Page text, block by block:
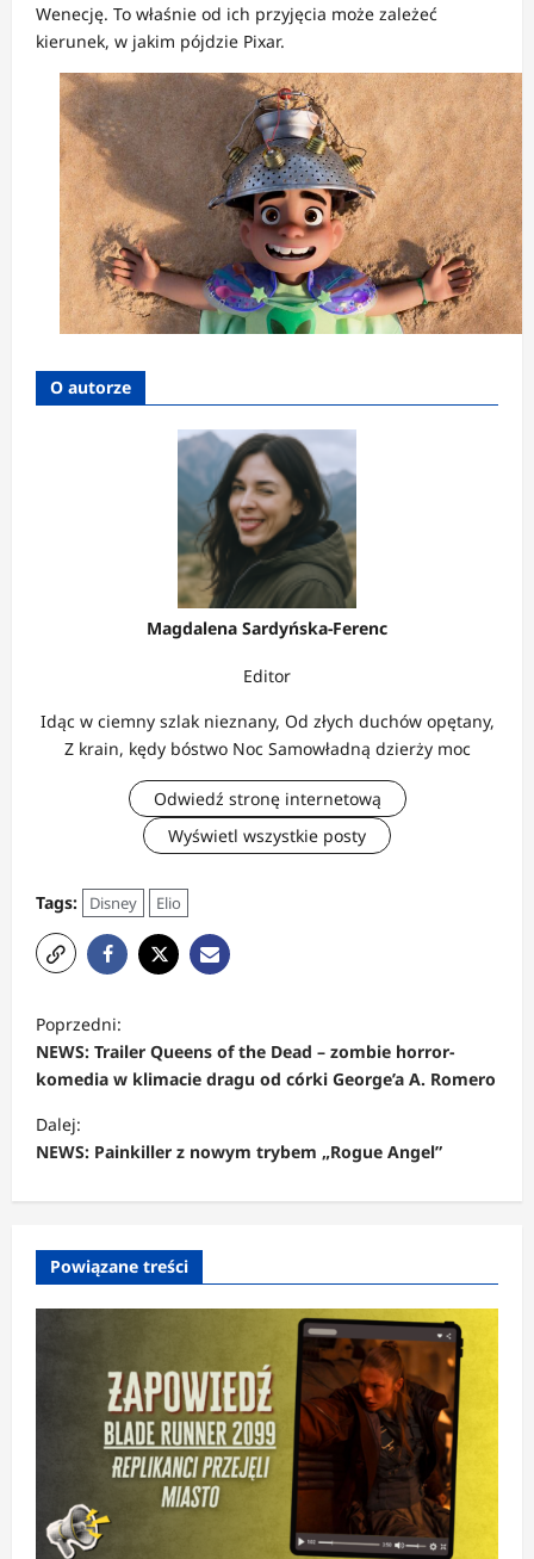
Wenecję. To właśnie od ich przyjęcia może zależeć
kierunek, w jakim pójdzie Pixar.
O autorze
Magdalena Sardyńska-Ferenc
Editor
Idąc w ciemny szlak nieznany, Od złych duchów opętany,
Z krain, kędy bóstwo Noc Samowładną dzierży moc
Odwiedź stronę internetową
Wyświetl wszystkie posty
Tags: Disney Elio
o
b
a
c
z
i
Poprzedni:
NEWS: Trailer Queens of the Dead – zombie horror-
komedia w klimacie dragu od córki George’a A. Romero
Dalej:
NEWS: Painkiller z nowym trybem „Rogue Angel”
Powiązane treści